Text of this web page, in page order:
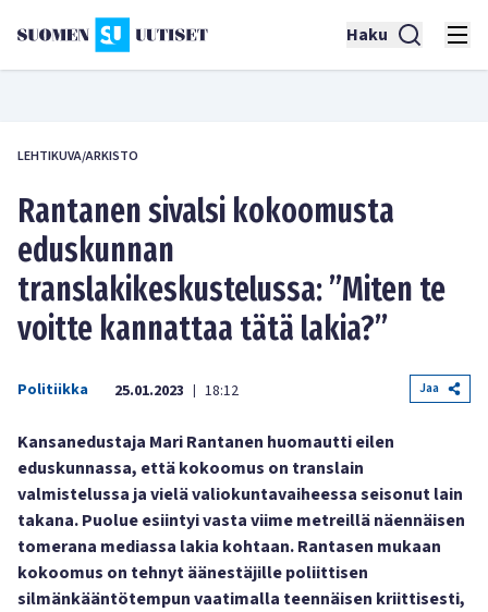
Haku
LEHTIKUVA/ARKISTO
Rantanen sivalsi kokoomusta
eduskunnan
translakikeskustelussa: ”Miten te
voitte kannattaa tätä lakia?”
Politiikka 25.01.2023 | 18:12 Jaa
Kansanedustaja Mari Rantanen huomautti eilen
eduskunnassa, että kokoomus on translain
valmistelussa ja vielä valiokuntavaiheessa seisonut lain
takana. Puolue esiintyi vasta viime metreillä näennäisen
tomerana mediassa lakia kohtaan. Rantasen mukaan
kokoomus on tehnyt äänestäjille poliittisen
silmänkääntötempun vaatimalla teennäisen kriittisesti,